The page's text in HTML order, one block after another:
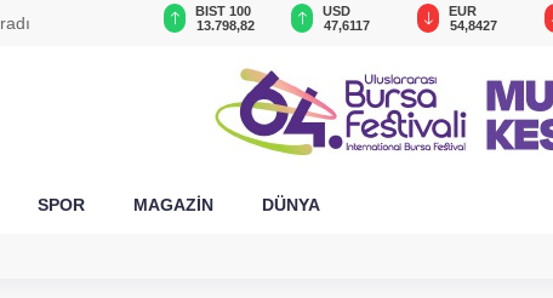
BIST 100
13.798,82
USD
47,6117
EUR
54,8427
SPOR MAGAZİN DÜNYA